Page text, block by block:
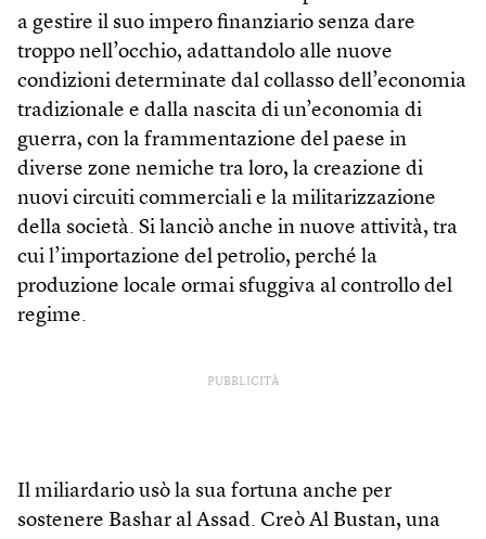
a gestire il suo impero finanziario senza dare
troppo nell’occhio, adattandolo alle nuove
condizioni determinate dal collasso dell’economia
tradizionale e dalla nascita di un’economia di
guerra, con la frammentazione del paese in
diverse zone nemiche tra loro, la creazione di
nuovi circuiti commerciali e la militarizzazione
della società. Si lanciò anche in nuove attività, tra
cui l’importazione del petrolio, perché la
produzione locale ormai sfuggiva al controllo del
regime.
PUBBLICITÀ
Il miliardario usò la sua fortuna anche per
sostenere Bashar al Assad. Creò Al Bustan, una